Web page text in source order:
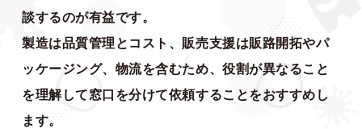
談するのが有益です。
製造は品質管理とコスト、販売支援は販路開拓やパ
ッケージング、物流を含むため、役割が異なること
を理解して窓口を分けて依頼することをおすすめし
ます。